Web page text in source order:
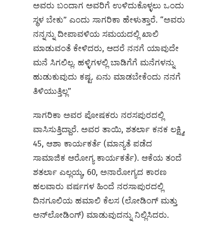
ಅವರು ಬಂದಾಗ ಅವರಿಗೆ ಉಳಿದುಕೊಳ್ಳಲು ಒಂದು
ಸ್ಥಳ ಬೇಕು” ಎಂದು ಸಾಗರಿಕಾ ಹೇಳುತ್ತಾರೆ. “ಅವರು
ನನ್ನನ್ನು ದೀಪಾವಳಿಯ ಸಮಯದಲ್ಲಿ ಖಾಲಿ
ಮಾಡುವಂತೆ ಕೇಳಿದರು, ಆದರೆ ನನಗೆ ಯಾವುದೇ
ಮನೆ ಸಿಗಲಿಲ್ಲ. ಹಳ್ಳಿಗಳಲ್ಲಿ ಬಾಡಿಗೆಗೆ ಮನೆಗಳನ್ನು
ಹುಡುಕುವುದು ಕಷ್ಟ. ಏನು ಮಾಡಬೇಕೆಂದು ನನಗೆ
ತಿಳಿಯುತ್ತಿಲ್ಲ”
ಸಾಗರಿಕಾ ಅವರ ಪೋಷಕರು ನರಸಪುರದಲ್ಲಿ
ವಾಸಿಸುತ್ತಿದ್ದಾರೆ. ಅವರ ತಾಯಿ, ಶತರ್ಲಾ ಕನಕ ಲಕ್ಷ್ಮಿ,
45, ಆಶಾ ಕಾರ್ಯಕರ್ತೆ (ಮಾನ್ಯತೆ ಪಡೆದ
ಸಾಮಾಜಿಕ ಆರೋಗ್ಯ ಕಾರ್ಯಕರ್ತೆ). ಆಕೆಯ ತಂದೆ
ಶತರ್ಲಾ ಎಲ್ಲಯ್ಯ, 60, ಅನಾರೋಗ್ಯದ ಕಾರಣ
ಹಲವಾರು ವರ್ಷಗಳ ಹಿಂದೆ ನರಸಾಪುರದಲ್ಲಿ
ದಿನಗೂಲಿಯ ಹಮಾಲಿ ಕೆಲಸ (ಲೋಡಿಂಗ್ ಮತ್ತು
ಅನ್‌ಲೋಡಿಂಗ್) ಮಾಡುವುದನ್ನು ನಿಲ್ಲಿಸಿದರು.